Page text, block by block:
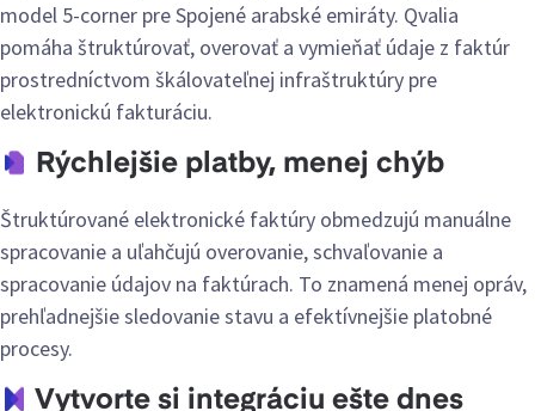
model 5-corner pre Spojené arabské emiráty. Qvalia
pomáha štruktúrovať, overovať a vymieňať údaje z faktúr
prostredníctvom škálovateľnej infraštruktúry pre
elektronickú fakturáciu.
Rýchlejšie platby, menej chýb
Štruktúrované elektronické faktúry obmedzujú manuálne
spracovanie a uľahčujú overovanie, schvaľovanie a
spracovanie údajov na faktúrach. To znamená menej opráv,
prehľadnejšie sledovanie stavu a efektívnejšie platobné
procesy.
Vytvorte si integráciu ešte dnes